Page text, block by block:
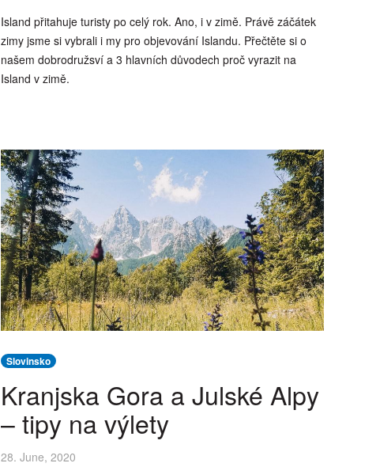
Island přitahuje turisty po celý rok. Ano, i v zimě. Právě záčátek
zimy jsme si vybrali i my pro objevování Islandu. Přečtěte si o
našem dobrodružsví a 3 hlavních důvodech proč vyrazit na
Island v zimě.
Slovinsko
Kranjska Gora a Julské Alpy
– tipy na výlety
28. June, 2020